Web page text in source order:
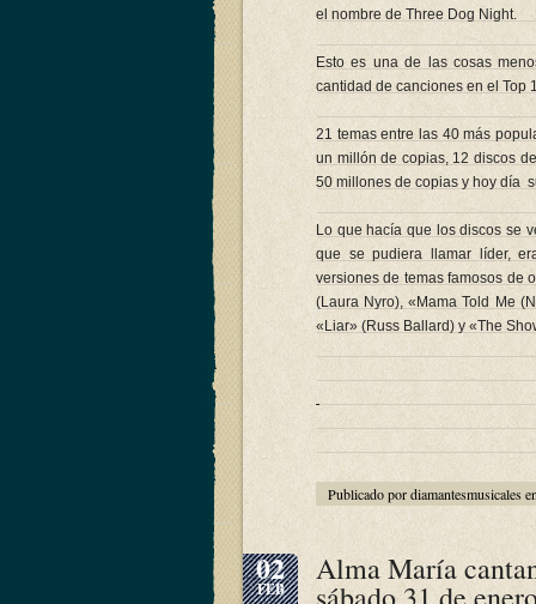
el nombre de Three Dog Night.
Esto es una de las cosas
cantidad de canciones en el Top
21 temas entre las 40 más
un millón de copias, 12 discos
50 millones de copias y hoy día
Lo que hacía que los discos se
que se pudiera llamar líder,
versiones de temas famosos de
(Laura Nyro), «Mama Told Me
«Liar» (Russ Ballard) y «The
Publicado por diamantesmusicales en
02
FEB
Alma María